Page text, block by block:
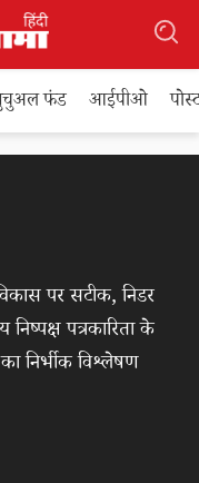
फंड आईपीओ
पर सटीक, निडर
निष्पक्ष पत्रकारिता के
निर्भीक विश्लेषण